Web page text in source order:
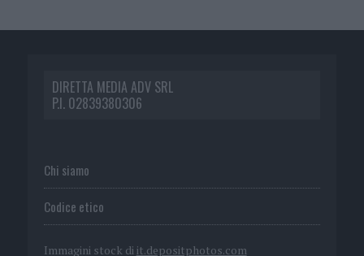
DIRETTA MEDIA ADV SRL
P.I. 02839380306
Chi siamo
Codice etico
Immagini stock di it.depositphotos.com